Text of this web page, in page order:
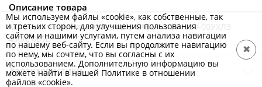
Описание товара
Автоматический выключатель ВА53-41-371830-00УХЛ3
400А, 660В
Характеристики
Мы используем файлы «cookie», как собственные, так
и третьих сторон, для улучшения пользования
сайтом и нашими услугами, путем анализа навигации
по нашему веб-сайту. Если вы продолжите навигацию
по нему, мы сочтем, что вы согласны с их
использованием. Дополнительную информацию вы
можете найти в нашей Политике в отношении
файлов «cookie».
✖